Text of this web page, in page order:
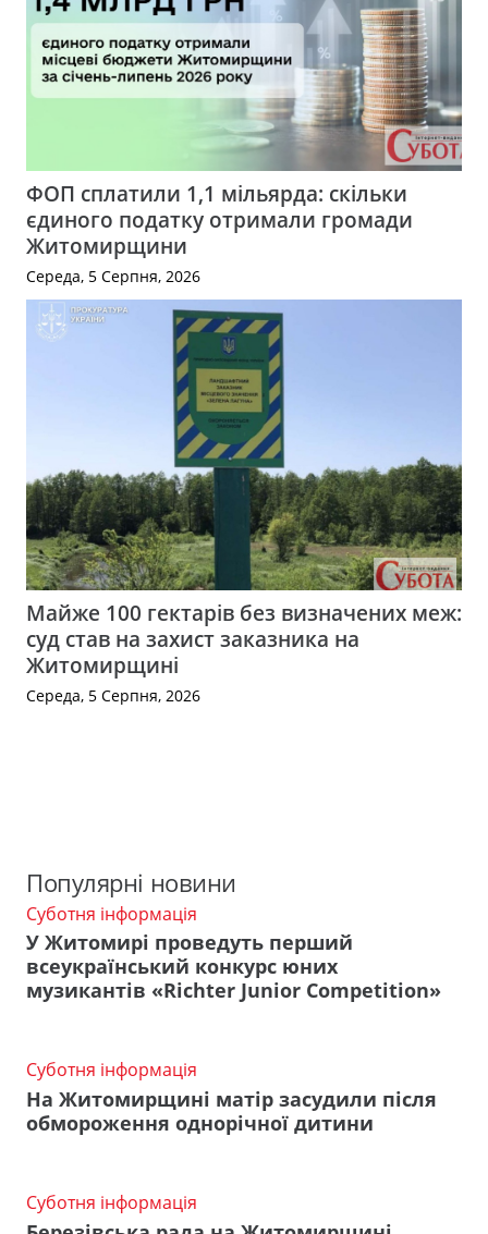
ФОП сплатили 1,1 мільярда: скільки
єдиного податку отримали громади
Житомирщини
Середа, 5 Серпня, 2026
Майже 100 гектарів без визначених меж:
суд став на захист заказника на
Житомирщині
Середа, 5 Серпня, 2026
Популярні новини
Суботня інформація
У Житомирі проведуть перший
всеукраїнський конкурс юних
музикантів «Richter Junior Competition»
Суботня інформація
На Житомирщині матір засудили після
обмороження однорічної дитини
Суботня інформація